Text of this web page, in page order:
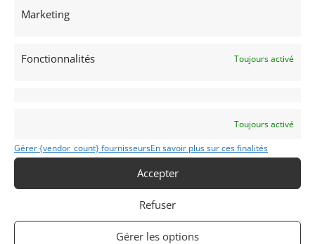
Marketing
Fonctionnalités Toujours activé
Toujours activé
Gérer {vendor_count} fournisseursEn savoir plus sur ces finalités
Accepter
Refuser
Gérer les options
Publié: 28 août 2017 (il y a 9 ans)
2002